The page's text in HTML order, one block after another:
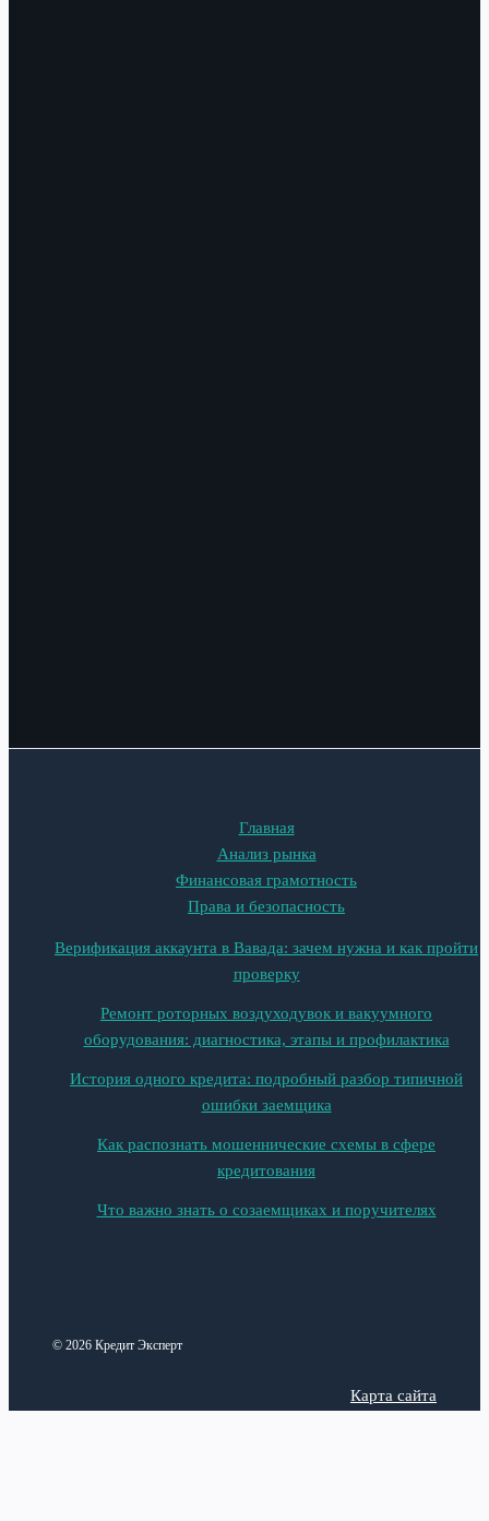
Главная
Анализ рынка
Финансовая грамотность
Права и безопасность
Верификация аккаунта в Вавада: зачем нужна и как пройти
проверку
Ремонт роторных воздуходувок и вакуумного
оборудования: диагностика, этапы и профилактика
История одного кредита: подробный разбор типичной
ошибки заемщика
Как распознать мошеннические схемы в сфере
кредитования
Что важно знать о созаемщиках и поручителях
© 2026 Кредит Эксперт
Карта сайта